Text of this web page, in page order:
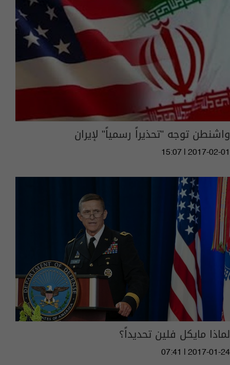
واشنطن توجه "تحذيراً رسمياً" لإيران
15:07 | 2017-02-01
لماذا مايكل فلين تحديداً؟
07:41 | 2017-01-24